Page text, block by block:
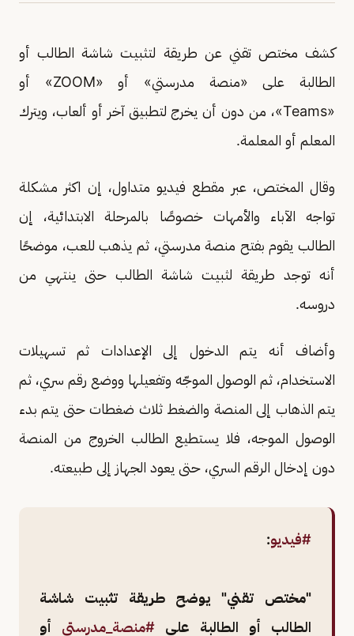
كشف مختص تقني عن طريقة لتثبيت شاشة الطالب أو
الطالبة على «منصة مدرستي» أو «ZOOM» أو
«Teams»، من دون أن يخرج لتطبيق آخر أو ألعاب، ويترك
المعلم أو المعلمة.
وقال المختص، عبر مقطع فيديو متداول، إن اكثر مشكلة
تواجه الآباء والأمهات خصوصًا بالمرحلة الابتدائية، إن
الطالب يقوم بفتح منصة مدرستي، ثم يذهب للعب، موضحًا
أنه توجد طريقة لثبيت شاشة الطالب حتى ينتهي من
دروسه.
وأضاف أنه يتم الدخول إلى الإعدادات ثم تسهيلات
الاستخدام، ثم الوصول الموجّه وتفعيلها ووضع رقم سري، ثم
يتم الذهاب إلى المنصة والضغط ثلاث ضغطات حتى يتم بدء
الوصول الموجه، فلا يستطيع الطالب الخروج من المنصة
دون إدخال الرقم السري، حتى يعود الجهاز إلى طبيعته.
#فيديو:
"مختص تقني" يوضح طريقة تثبيت شاشة
الطالب أو الطالبة على #منصة_مدرستي أو